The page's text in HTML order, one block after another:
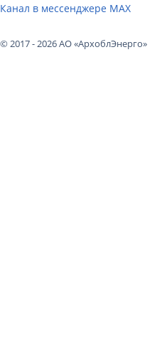
© 2017 - 2026 АО «АрхоблЭнерго»
Канал в мессенджере МАХ